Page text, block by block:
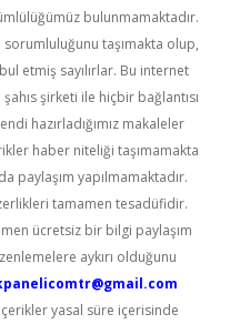
bulunmamaktadır.
taşımakta olup,
etmiş sayılırlar. Bu internet
şirketi ile hiçbir bağlantısı
hazırladığımız makaleler
haber niteliği taşımamakta
paylaşım yapılmamaktadır.
tamamen tesadüfidir.
ücretsiz bir bilgi paylaşım
aykırı olduğunu
yasal süre içerisinde